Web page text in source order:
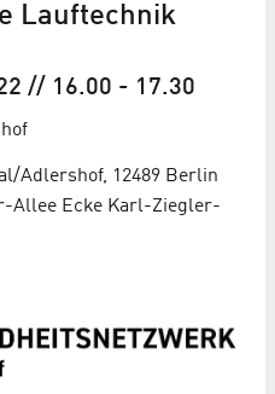
Lauftechnik
// 16.00 - 17.30
Adlershof, 12489 Berlin
Allee Ecke Karl-Ziegler-